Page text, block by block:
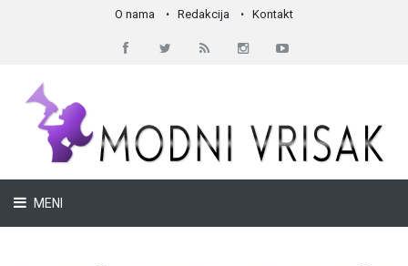
O nama Redakcija Kontakt
MENI